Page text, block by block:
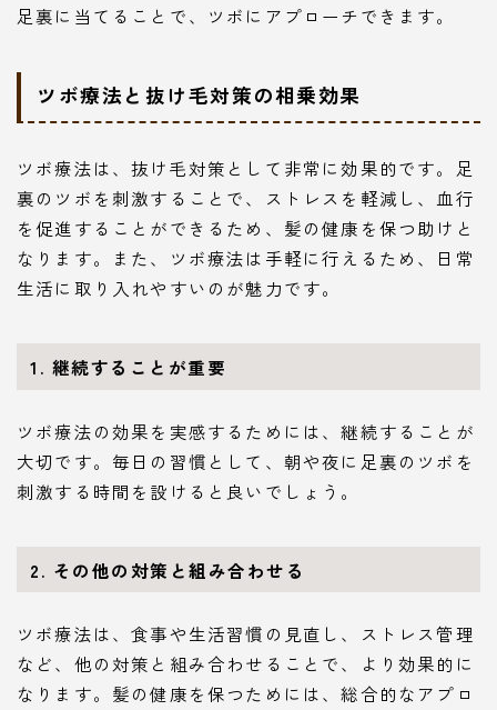
足裏に当てることで、ツボにアプローチできます。
ツボ療法と抜け毛対策の相乗効果
ツボ療法は、抜け毛対策として非常に効果的です。足
裏のツボを刺激することで、ストレスを軽減し、血行
を促進することができるため、髪の健康を保つ助けと
なります。また、ツボ療法は手軽に行えるため、日常
生活に取り入れやすいのが魅力です。
1. 継続することが重要
ツボ療法の効果を実感するためには、継続することが
大切です。毎日の習慣として、朝や夜に足裏のツボを
刺激する時間を設けると良いでしょう。
2. その他の対策と組み合わせる
ツボ療法は、食事や生活習慣の見直し、ストレス管理
など、他の対策と組み合わせることで、より効果的に
なります。髪の健康を保つためには、総合的なアプロ